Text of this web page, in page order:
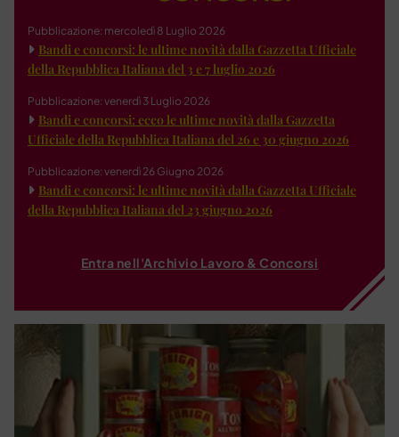
Pubblicazione: mercoledì 8 Luglio 2026
Bandi e concorsi: le ultime novità dalla Gazzetta Ufficiale
della Repubblica Italiana del 3 e 7 luglio 2026
Pubblicazione: venerdì 3 Luglio 2026
Bandi e concorsi: ecco le ultime novità dalla Gazzetta
Ufficiale della Repubblica Italiana del 26 e 30 giugno 2026
Pubblicazione: venerdì 26 Giugno 2026
Bandi e concorsi: le ultime novità dalla Gazzetta Ufficiale
della Repubblica Italiana del 23 giugno 2026
Entra nell'Archivio Lavoro & Concorsi